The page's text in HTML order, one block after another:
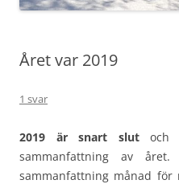
Året var 2019
1 svar
2019 är snart slutoch
sammanfattning av
sammanfattning månad för